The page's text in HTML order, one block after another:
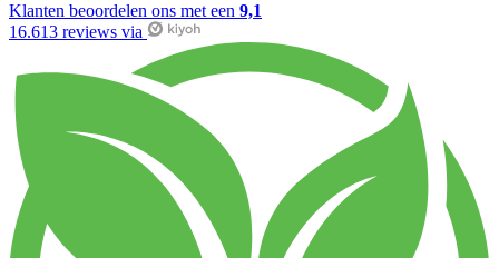
Klanten beoordelen ons met een 9,1
16.613 reviews via